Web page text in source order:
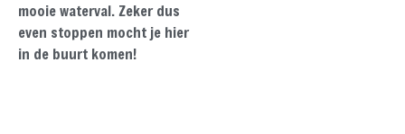
mooie waterval. Zeker dus
even stoppen mocht je hier
in de buurt komen!